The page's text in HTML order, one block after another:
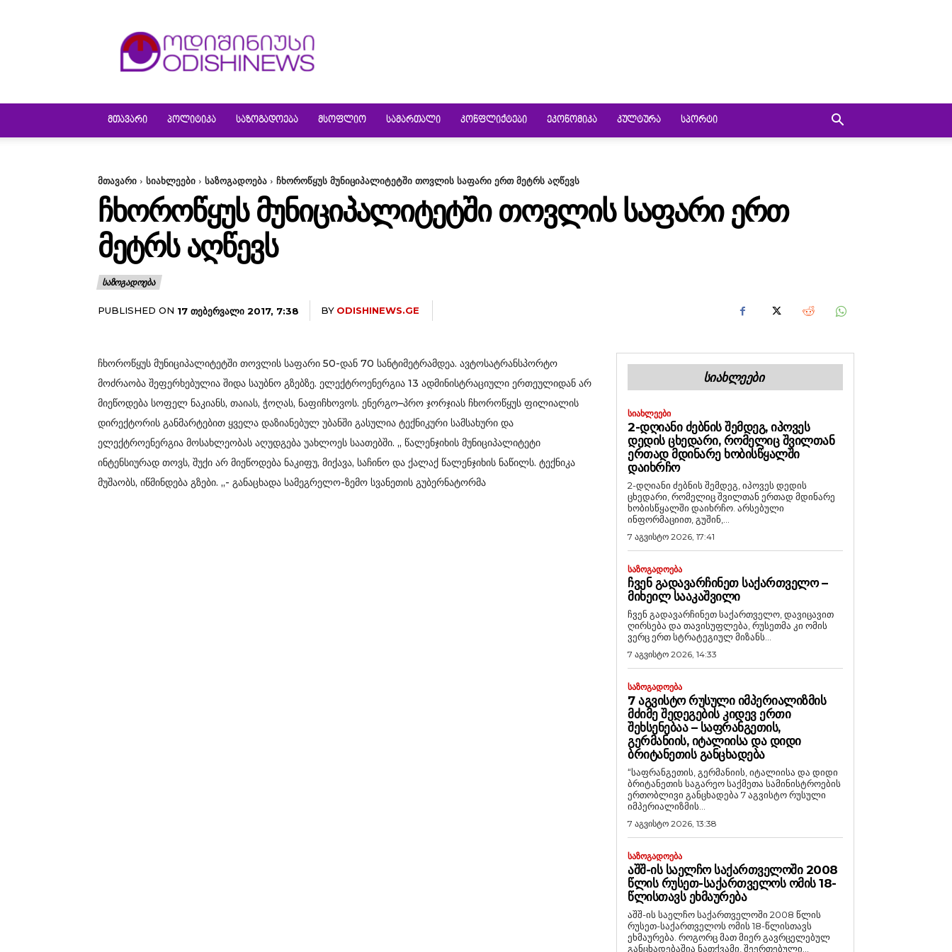
ᲛᲗᲐᲕᲐᲠᲘ ᲞᲝᲚᲘᲢᲘᲙᲐ ᲡᲐᲖᲝᲒᲐᲓᲝᲔᲑᲐ ᲛᲡᲝᲤᲚᲘᲝ ᲡᲐᲛᲐᲠᲗᲐᲚᲘ ᲙᲝᲜᲤᲚᲘᲥᲢᲔᲑᲘ ᲔᲙᲝᲜᲝᲛᲘᲙᲐ ᲙᲣᲚᲢᲣᲠᲐ ᲡᲞᲝᲠᲢᲘ
მთავარი სიახლეები საზოგადოება ჩხოროწყუს მუნიციპალიტეტში თოვლის საფარი ერთ მეტრს აღწევს
ᲩᲮᲝᲠᲝᲬᲧᲣᲡ ᲛᲣᲜᲘᲪᲘᲞᲐᲚᲘᲢᲔᲢᲨᲘ ᲗᲝᲕᲚᲘᲡ ᲡᲐᲤᲐᲠᲘ ᲔᲠᲗ
ᲛᲔᲢᲠᲡ ᲐᲦᲬᲔᲕᲡ
ᲡᲐᲖᲝᲒᲐᲓᲝᲔᲑᲐ
PUBLISHED ON 17 ᲗᲔᲑᲔᲠᲕᲐᲚᲘ 2017, 7:38 BY ODISHINEWS.GE
ჩხოროწყუს მუნიციპალიტეტში თოვლის საფარი 50-დან 70 სანტიმეტრამდეა. ავტოსატრანსპორტო
მოძრაობა შეფერხებულია შიდა საუბნო გზებზე. ელექტროენერგია 13 ადმინისტრაციული ერთეულიდან არ
მიეწოდება სოფელ ნაკიანს, თაიას, ჭოღას, ნაფიჩხოვოს. ენერგო–პრო ჯორჯიას ჩხოროწყუს ფილიალის
დირექტორის განმარტებით ყველა დაზიანებულ უბანში გასულია ტექნიკური სამსახური და
ელექტროენერგია მოსახლეობას აღუდგება უახლოეს საათებში. „ წალენჯიხის მუნიციპალიტეტი
ინტენსიურად თოვს, შუქი არ მიეწოდება ნაკიფუ, მიქავა, საჩინო და ქალაქ წალენჯიხის ნაწილს. ტექნიკა
მუშაობს, იწმინდება გზები. „- განაცხადა სამეგრელო-ზემო სვანეთის გუბერნატორმა
ᲡᲘᲐᲮᲚᲔᲔᲑᲘ
ᲡᲘᲐᲮᲚᲔᲔᲑᲘ
2-ᲓᲦᲘᲐᲜᲘ ᲫᲔᲑᲜᲘᲡ ᲨᲔᲛᲓᲔᲒ, ᲘᲞᲝᲕᲔᲡ
ᲓᲔᲓᲘᲡ ᲪᲮᲔᲓᲐᲠᲘ, ᲠᲝᲛᲔᲚᲘᲪ ᲨᲕᲘᲚᲗᲐᲜ
ᲔᲠᲗᲐᲓ ᲛᲓᲘᲜᲐᲠᲔ ᲮᲝᲑᲘᲡᲬᲧᲐᲚᲨᲘ
ᲓᲐᲘᲮᲠᲩᲝ
2-დღიანი ძებნის შემდეგ, იპოვეს დედის
ცხედარი, რომელიც შვილთან ერთად მდინარე
ხობისწყალში დაიხრჩო. არსებული
ინფორმაციით, გუშინ,...
7 აგვისტო 2026, 17:41
ᲡᲐᲖᲝᲒᲐᲓᲝᲔᲑᲐ
ᲩᲕᲔᲜ ᲒᲐᲓᲐᲕᲐᲠᲩᲘᲜᲔᲗ ᲡᲐᲥᲐᲠᲗᲕᲔᲚᲝ –
ᲛᲘᲮᲔᲘᲚ ᲡᲐᲐᲙᲐᲨᲕᲘᲚᲘ
ჩვენ გადავარჩინეთ საქართველო, დავიცავით
ღირსება და თავისუფლება, რუსეთმა კი ომის
ვერც ერთ სტრატეგიულ მიზანს...
7 აგვისტო 2026, 14:33
ᲡᲐᲖᲝᲒᲐᲓᲝᲔᲑᲐ
7 ᲐᲒᲕᲘᲡᲢᲝ ᲠᲣᲡᲣᲚᲘ ᲘᲛᲞᲔᲠᲘᲐᲚᲘᲖᲛᲘᲡ
ᲛᲫᲘᲛᲔ ᲨᲔᲓᲔᲒᲔᲑᲘᲡ ᲙᲘᲓᲔᲕ ᲔᲠᲗᲘ
ᲨᲔᲮᲡᲔᲜᲔᲑᲐᲐ – ᲡᲐᲤᲠᲐᲜᲒᲔᲗᲘᲡ,
ᲒᲔᲠᲛᲐᲜᲘᲘᲡ, ᲘᲢᲐᲚᲘᲘᲡᲐ ᲓᲐ ᲓᲘᲓᲘ
ᲑᲠᲘᲢᲐᲜᲔᲗᲘᲡ ᲒᲐᲜᲪᲮᲐᲓᲔᲑᲐ
“საფრანგეთის, გერმანიის, იტალიისა და დიდი
ბრიტანეთის საგარეო საქმეთა სამინისტროების
ერთობლივი განცხადება 7 აგვისტო რუსული
იმპერიალიზმის...
7 აგვისტო 2026, 13:38
ᲡᲐᲖᲝᲒᲐᲓᲝᲔᲑᲐ
ᲐᲨᲨ-ᲘᲡ ᲡᲐᲔᲚᲩᲝ ᲡᲐᲥᲐᲠᲗᲕᲔᲚᲝᲨᲘ 2008
ᲬᲚᲘᲡ ᲠᲣᲡᲔᲗ-ᲡᲐᲥᲐᲠᲗᲕᲔᲚᲝᲡ ᲝᲛᲘᲡ 18-
ᲬᲚᲘᲡᲗᲐᲕᲡ ᲔᲮᲛᲐᲣᲠᲔᲑᲐ
აშშ-ის საელჩო საქართველოში 2008 წლის
რუსეთ-საქართველოს ომის 18-წლისთავს
ეხმაურება. როგორც მათ მიერ გავრცელებულ
განცხადებაშია ნათქვამი, შეერთებული...